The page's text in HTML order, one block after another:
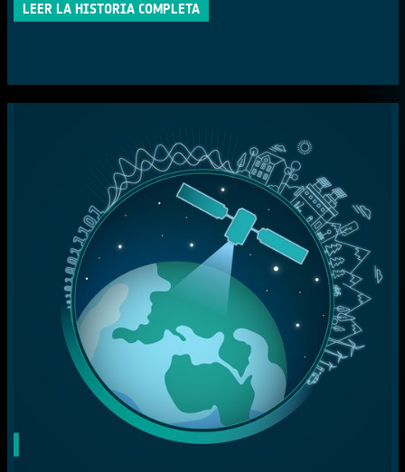
LEER LA HISTORIA COMPLETA